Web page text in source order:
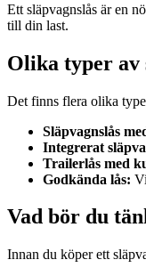
Ett släpvagnslås är en
till din last.
Olika typer av
Det finns flera olika
Släpvagnslås
Integrerat
Trailerlås med
Godkända lås:
Vad bör du
Innan du köper ett